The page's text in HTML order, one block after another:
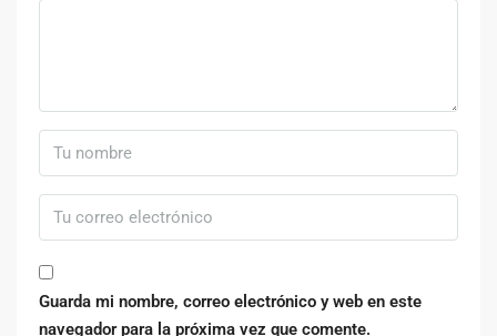
Guarda mi nombre, correo electrónico y web en este
navegador para la próxima vez que comente.